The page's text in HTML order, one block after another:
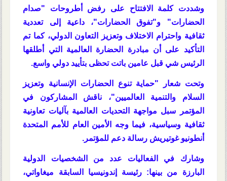
وشددت كلمة الافتتاح على رفض أطروحات "صدام
الحضارات" و"تفوق الحضارات"، داعية إلىتعددية
ثقافية واحترام الاختلاف وتعزيز التعاون الدولي، كما تم
التأكيد على أن مبادرة الحضارة العالمية التي أطلقها
الرئيس شي قبل عامين باتت تحظى بتأييد دولي واسع.
وتحت شعار "حماية تنوع الحضارات الإنسانية وتعزيز
السلام والتنمية العالميين"، ناقش المشاركون في
المؤتمر سبل مواجهة التحديات العالمية بآليات تعاونية
ثقافية وسياسية، فيما وجه الأمين العام للأمم المتحدة
أنطونيو غوتيريش رسالة دعم للمؤتمر.
وشارك في الفعاليات عدد من الشخصيات الدولية
البارزة من بينها: رئيسة إندونيسيا السابقة ميغاواتي،